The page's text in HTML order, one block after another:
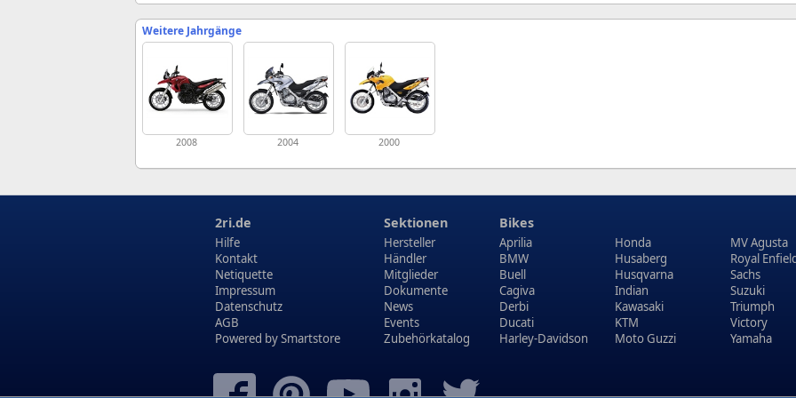
Weitere Jahrgänge
2008 2004 2000
2ri.de
Hilfe
Kontakt
Netiquette
Impressum
Datenschutz
AGB
Powered bySmartstore
Sektionen
Hersteller
Händler
Mitglieder
Dokumente
News
Events
Zubehörkatalog
Bikes
Aprilia
BMW
Buell
Cagiva
Derbi
Ducati
Harley-Davidson
Honda
Husaberg
Husqvarna
Indian
Kawasaki
KTM
Moto Guzzi
MV Agusta
Royal
Sachs
Suzuki
Triumph
Victory
Yamaha